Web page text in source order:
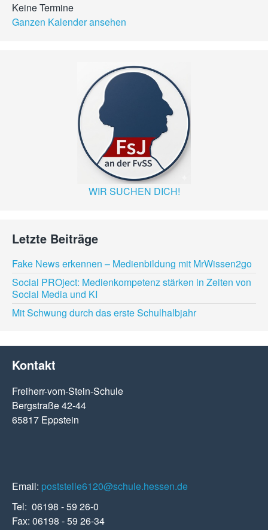
Keine Termine
Ganzen Kalender ansehen
WIR SUCHEN DICH!
Letzte Beiträge
Fake News erkennen – Medienbildung mit MrWissen2go
Social PROject: Medienkompetenz stärken in Zeiten von
Social Media und KI
Mit Schwung durch das erste Schulhalbjahr
Kontakt
Freiherr-vom-Stein-Schule
Bergstraße 42-44
65817 Eppstein
Email: poststelle6120@schule.hessen.de
Tel: 06198 - 59 26-0
Fax: 06198 - 59 26-34